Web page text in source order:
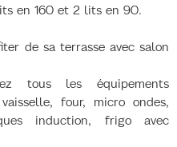
en 160 et 2 lits en 90.
de sa terrasse avec salon
tous les équipements
four, micro ondes,
induction, frigo avec